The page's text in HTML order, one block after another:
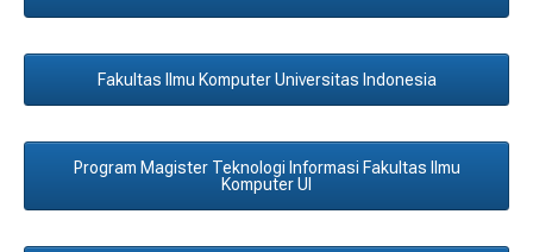
Fakultas Ilmu Komputer Universitas Indonesia
Program Magister Teknologi Informasi Fakultas Ilmu
Komputer UI